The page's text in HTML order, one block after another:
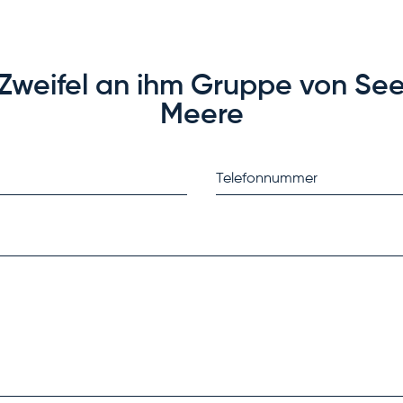
an ihm Gruppe von
Meere